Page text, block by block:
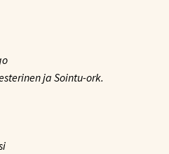
ja Sointu-ork.